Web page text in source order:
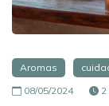
Aromas
08/05/2024